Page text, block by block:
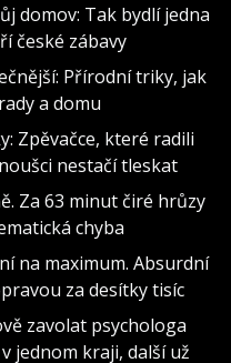
domov: Tak bydlí jedna
české zábavy
Přírodní triky, jak
a domu
Zpěvačce, které radili
nestačí tleskat
Za 63 minut čiré hrůzy
chyba
na maximum. Absurdní
za desítky tisíc
zavolat psychologa
jednom kraji, další už